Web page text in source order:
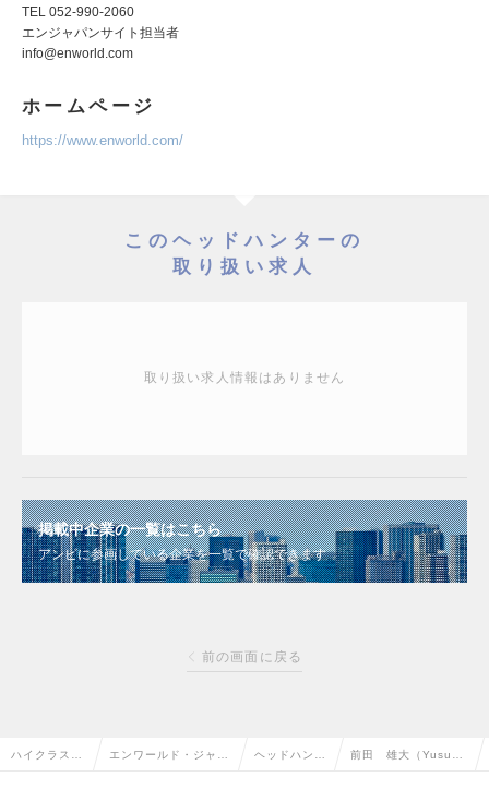
TEL 052-990-2060
エンジャパンサイト担当者
info@enworld.com
ホームページ
https://www.enworld.com/
このヘッドハンターの
取り扱い求人
取り扱い求人情報はありません
掲載中企業の一覧はこちら
アンビに参画している企業を一覧で確認できます
前の画面に戻る
ハイクラス求 エンワールド・ジャパ ヘッドハンタ 前田 雄大（Yusuk